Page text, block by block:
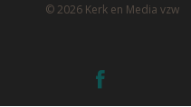
© 2026 Kerk en Media vzw